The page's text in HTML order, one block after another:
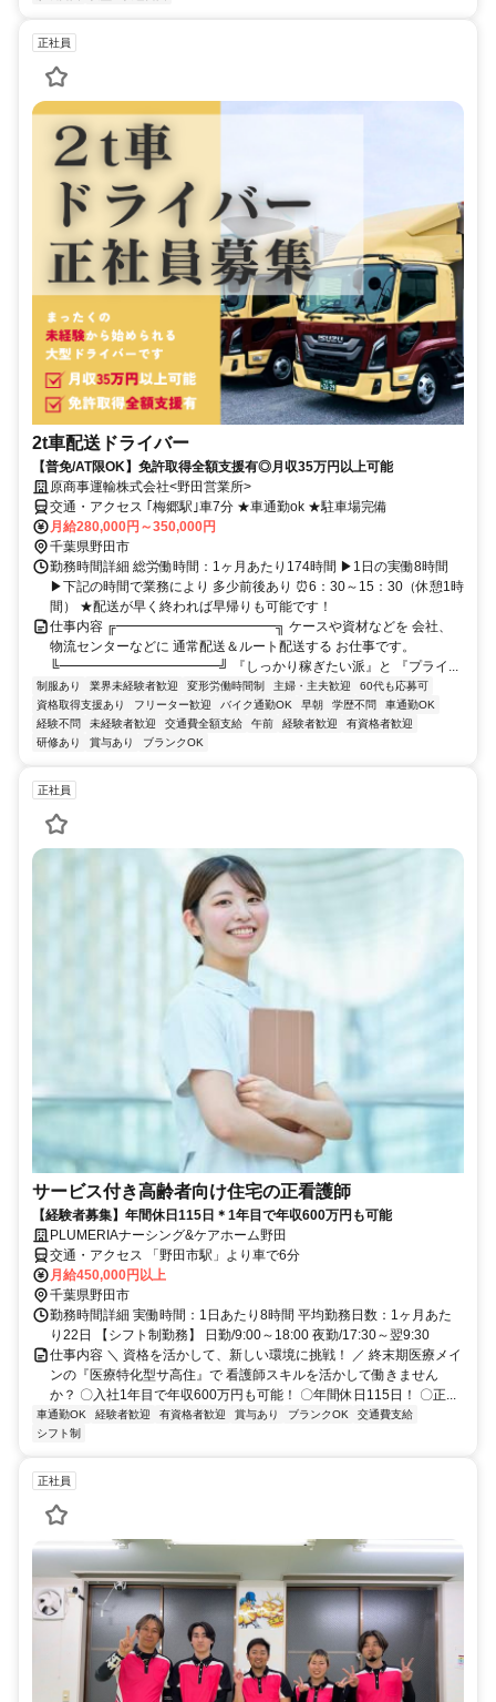
正社員
2t車配送ドライバー
【普免/AT限OK】免許取得全額支援有◎月収35万円以上可能
原商事運輸株式会社<野田営業所>
交通・アクセス ｢梅郷駅｣車7分 ★車通勤ok ★駐車場完備
月給280,000円～350,000円
千葉県野田市
勤務時間詳細 総労働時間：1ヶ月あたり174時間 ▶1日の実働8時間
▶下記の時間で業務により 多少前後あり ⏰6：30～15：30（休憩1時
間） ★配送が早く終われば早帰りも可能です！
仕事内容 ╔━━━━━━━━━━━━╗ ケースや資材などを 会社、
物流センターなどに 通常配送＆ルート配送する お仕事です。
╚━━━━━━━━━━━━╝ 『しっかり稼ぎたい派』と 『プライ...
制服あり 業界未経験者歓迎 変形労働時間制 主婦・主夫歓迎
60代も応募可
資格取得支援あり
フリーター歓迎 バイク通勤OK 早朝 学歴不問
車通勤OK
経験不問
未経験者歓迎 交通費全額支給 午前 経験者歓迎
有資格者歓迎
研修あり
賞与あり ブランクOK
正社員
サービス付き高齢者向け住宅の正看護師
【経験者募集】年間休日115日＊1年目で年収600万円も可能
PLUMERIAナーシング&ケアホーム野田
交通・アクセス 「野田市駅」より車で6分
月給450,000円以上
千葉県野田市
勤務時間詳細 実働時間：1日あたり8時間 平均勤務日数：1ヶ月あた
り22日 【シフト制勤務】 日勤/9:00～18:00 夜勤/17:30～翌9:30
仕事内容 ＼ 資格を活かして、新しい環境に挑戦！ ／ 終末期医療メイ
ンの『医療特化型サ高住』で 看護師スキルを活かして働きません
か？ 〇入社1年目で年収600万円も可能！ 〇年間休日115日！ 〇正...
車通勤OK 経験者歓迎 有資格者歓迎 賞与あり ブランクOK
交通費支給
シフト制
正社員